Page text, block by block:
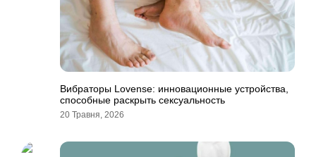
Вибраторы Lovense: инновационные устройства,
способные раскрыть сексуальность
20 Травня, 2026